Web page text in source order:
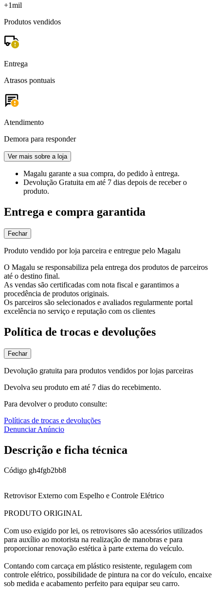
+1mil
Produtos vendidos
Entrega
Atrasos pontuais
Atendimento
Demora para responder
Ver mais sobre a loja
Magalu garante a sua compra, do pedido à entrega.
Devolução Gratuita em até 7 dias depois de receber o
produto.
Entrega e compra garantida
Fechar
Produto vendido por loja parceira e entregue pelo Magalu
O Magalu se responsabiliza pela entrega dos produtos de parceiros
até o destino final.
As vendas são certificadas com nota fiscal e garantimos a
procedência de produtos originais.
Os parceiros são selecionados e avaliados regularmente portal
excelência no serviço e reputação com os clientes
Política de trocas e devoluções
Fechar
Devolução gratuita para produtos vendidos por lojas parceiras
Devolva seu produto em até 7 dias do recebimento.
Para devolver o produto consulte:
Políticas de trocas e devoluções
Denunciar Anúncio
Descrição e ficha técnica
Código gh4fgb2bb8
Retrovisor Externo com Espelho e Controle Elétrico
PRODUTO ORIGINAL
Com uso exigido por lei, os retrovisores são acessórios utilizados
para auxílio ao motorista na realização de manobras e para
proporcionar renovação estética à parte externa do veículo.
Contando com carcaça em plástico resistente, regulagem com
controle elétrico, possibilidade de pintura na cor do veículo, encaixe
sob medida e acabamento perfeito para equipar seu carro.